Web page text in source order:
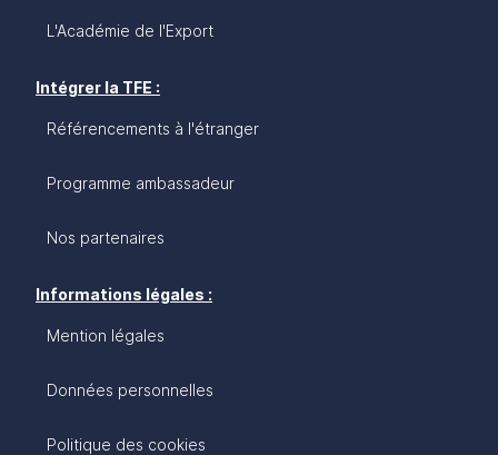
L'Académie de l'Export
Intégrer la TFE :
Référencements à l'étranger
Programme ambassadeur
Nos partenaires
Informations légales :
Mention légales
Données personnelles
Politique des cookies